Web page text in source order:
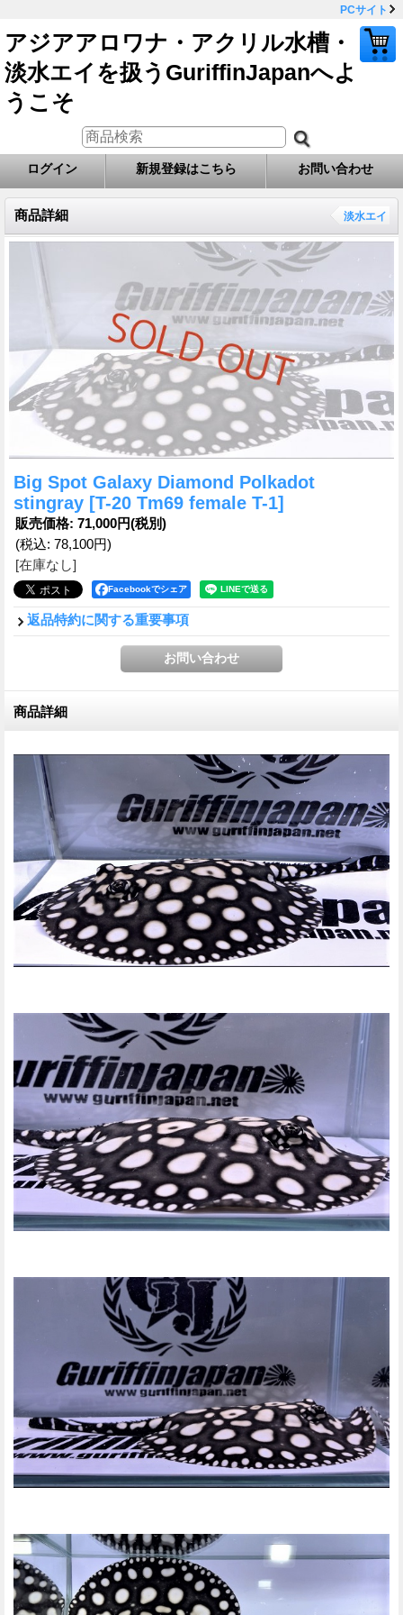
PCサイト
アジアアロワナ・アクリル水槽・
淡水エイを扱うGuriffinJapanへよ
うこそ
ログイン 新規登録はこちら お問い合わせ
商品詳細 淡水エイ
Big Spot Galaxy Diamond Polkadot
stingray [T-20 Tm69 female T-1]
販売価格: 71,000円(税別)
(税込: 78,100円)
[在庫なし]
Facebookでシェア
返品特約に関する重要事項
商品詳細